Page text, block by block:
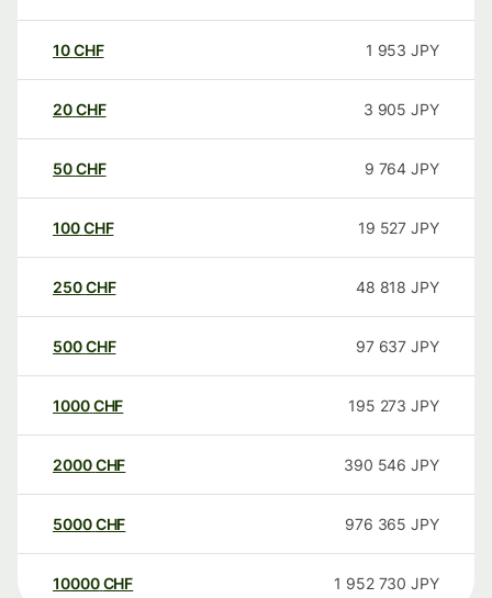
10CHF 1 953 JPY
20CHF 3 905 JPY
50CHF 9 764 JPY
100CHF 19 527 JPY
250CHF 48 818 JPY
500CHF 97 637 JPY
1000CHF 195 273 JPY
2000CHF 390 546 JPY
5000CHF 976 365 JPY
10000 CHF 1 952 730 JPY